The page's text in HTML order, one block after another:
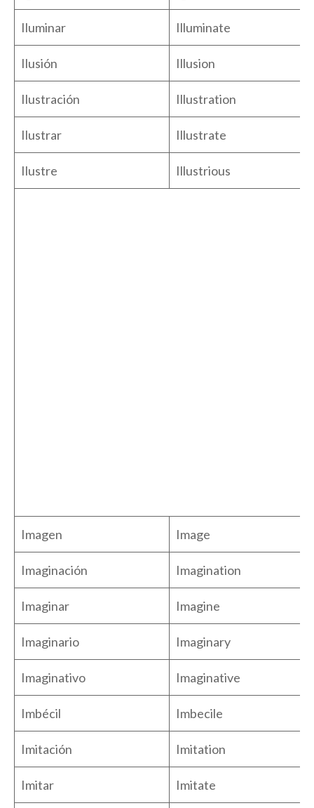
Iluminar Illuminate
Ilusión Illusion
Ilustración Illustration
Ilustrar Illustrate
Ilustre Illustrious
Imagen Image
Imaginación Imagination
Imaginar Imagine
Imaginario Imaginary
Imaginativo Imaginative
Imbécil Imbecile
Imitación Imitation
Imitar Imitate